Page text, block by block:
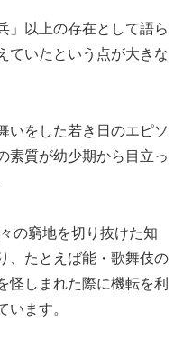
」以上の存在として語ら
ていたという点が大きな
いをした若き日のエピソ
素質が幼少期から目立っ
の窮地を切り抜けた知
、たとえば能・歌舞伎の
怪しまれた際に機転を利
います。